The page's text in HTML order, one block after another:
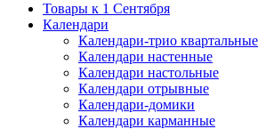
Товары к 1 Сентября
Календари
Календари-трио квартальные
Календари настенные
Календари настольные
Календари отрывные
Календари-домики
Календари карманные